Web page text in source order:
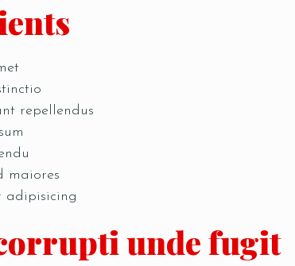
repellendus
maiores
adipisicing
unde fugit